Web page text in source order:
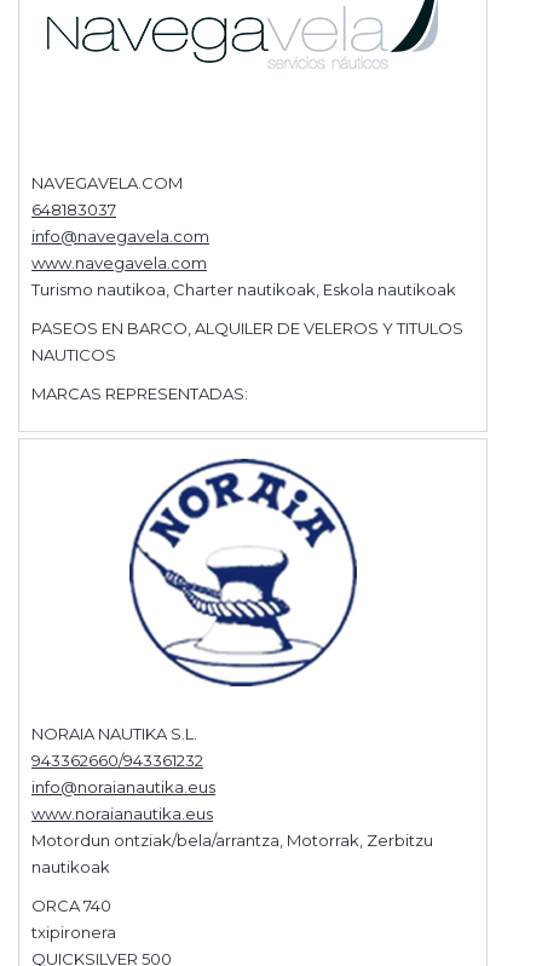
NAVEGAVELA.COM
648183037
info@navegavela.com
www.navegavela.com
Turismo nautikoa, Charter nautikoak, Eskola nautikoak
PASEOS EN BARCO, ALQUILER DE VELEROS Y TITULOS
NAUTICOS
MARCAS REPRESENTADAS:
NORAIA NAUTIKA S.L.
943362660/943361232
info@noraianautika.eus
www.noraianautika.eus
Motordun ontziak/bela/arrantza, Motorrak, Zerbitzu
nautikoak
ORCA 740
txipironera
QUICKSILVER 500